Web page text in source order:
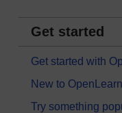
Get started
Get started with
New to OpenLearn
Try something